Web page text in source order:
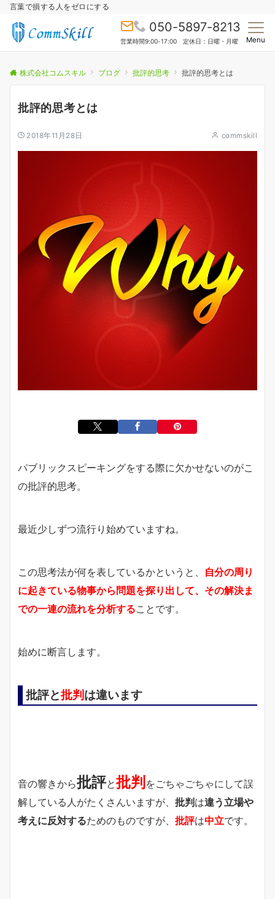
言葉で損する人をゼロにする
050-5897-8213
営業時間9:00-17:00 定休日：日曜・月曜 Menu
株式会社コムスキル ブログ 批評的思考 批評的思考とは
批評的思考とは
2018年11月28日 commskill
パブリックスピーキングをする際に欠かせないのがこ
の批評的思考。
最近少しずつ流行り始めていますね。
この思考法が何を表しているかというと、 自分の周り
に起きている物事から問題を探り出して、その解決ま
での一連の流れを分析することです。
始めに断言します。
批評と批判は違います
音の響きから批評と批判 をごちゃごちゃにして誤
解している人がたくさんいますが、 批判 は違う立場や
考えに反対するためのものですが、 批評は中立です。